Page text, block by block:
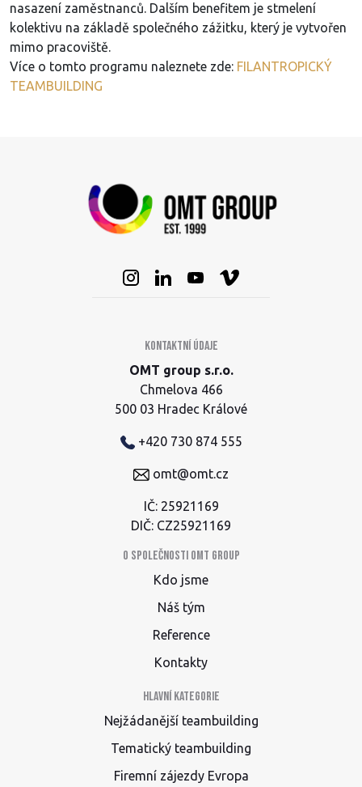
nasazení zaměstnanců. Dalším benefitem je stmelení
kolektivu na základě společného zážitku, který je vytvořen
mimo pracoviště.
Více o tomto programu naleznete zde: FILANTROPICKÝ
TEAMBUILDING
Kontaktní údaje
OMT group s.r.o.
Chmelova 466
500 03 Hradec Králové
+420 730 874 555
omt@omt.cz
IČ: 25921169
DIČ: CZ25921169
O společnosti OMT group
Kdo jsme
Náš tým
Reference
Kontakty
Hlavní kategorie
Nejžádanější teambuilding
Tematický teambuilding
Firemní zájezdy Evropa